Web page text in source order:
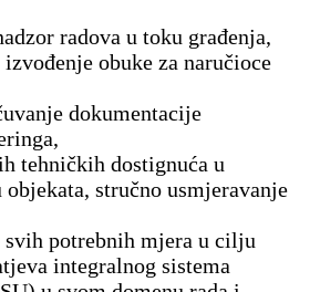
radova u toku građenja,
obuke za naručioce
dokumentacije
tehničkih dostignuća u
stručno usmjeravanje
svih potrebnih mjera u cilju
integralnog sistema